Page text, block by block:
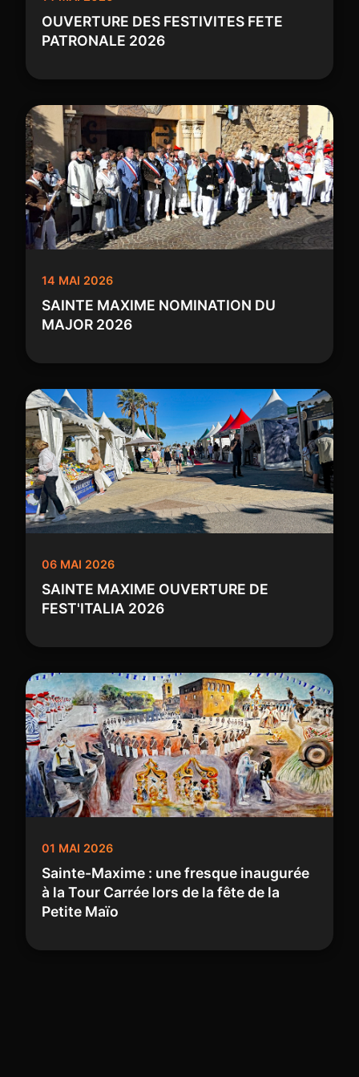
OUVERTURE DES FESTIVITES FETE
PATRONALE 2026
14 MAI 2026
SAINTE MAXIME NOMINATION DU
MAJOR 2026
06 MAI 2026
SAINTE MAXIME OUVERTURE DE
FEST'ITALIA 2026
01 MAI 2026
Sainte-Maxime : une fresque inaugurée
à la Tour Carrée lors de la fête de la
Petite Maïo